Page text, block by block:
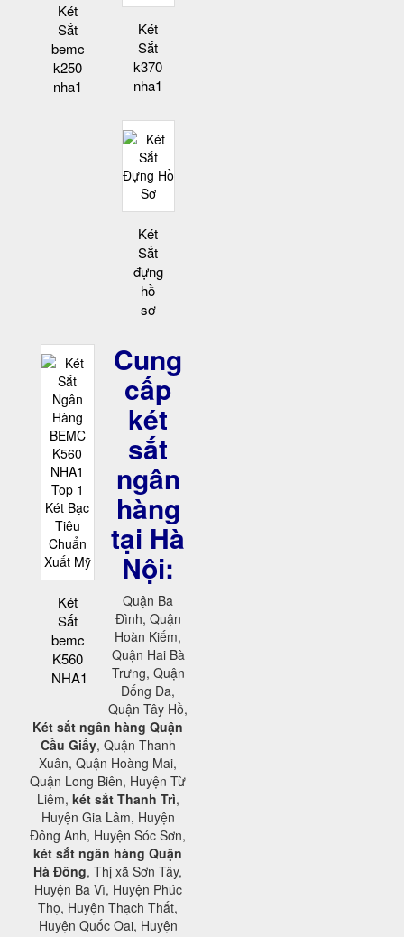
Két
Sắt
bemc
k250
nha1
Két
Sắt
k370
nha1
Két
Sắt
đựng
hồ
sơ
Két
Sắt
bemc
K560
NHA1
Cung
cấp
két
sắt
ngân
hàng
tại Hà
Nội:
Quận Ba
Đình, Quận
Hoàn Kiếm,
Quận Hai Bà
Trưng, Quận
Đống Đa,
Quận Tây Hồ,
Két sắt ngân hàng Quận
Cầu Giấy, Quận Thanh
Xuân, Quận Hoàng Mai,
Quận Long Biên, Huyện Từ
Liêm, két sắt Thanh Trì,
Huyện Gia Lâm, Huyện
Đông Anh, Huyện Sóc Sơn,
két sắt ngân hàng Quận
Hà Đông, Thị xã Sơn Tây,
Huyện Ba Vì, Huyện Phúc
Thọ, Huyện Thạch Thất,
Huyện Quốc Oai, Huyện